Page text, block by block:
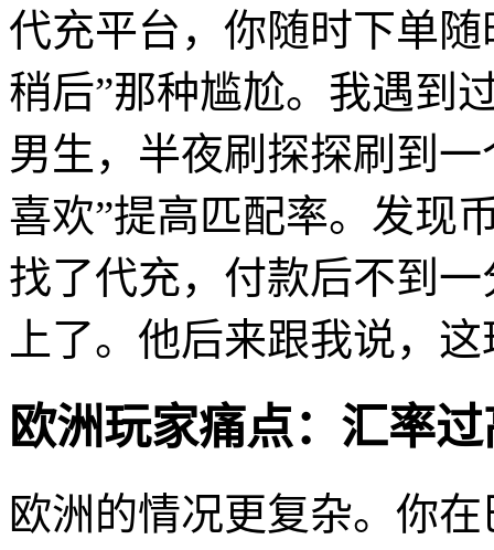
代充平台，你随时下单
稍后”那种尴尬。我遇到
男生，半夜刷探探刷到
喜欢”提高匹配率。发现
找了代充，付款后不到
上了。他后来跟我说，
欧洲玩家痛点：汇率
欧洲的情况更复杂。你